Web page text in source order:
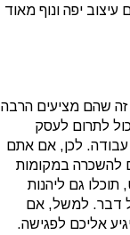
יפה ונוף מאוד
זה שהם מציעים הרבה
לתרום לעסק
עבודה. לכן, אם אתם
להשכרה במקומות
גם ליהנות
דבר. למשל, אם
אליכם לפגישה.